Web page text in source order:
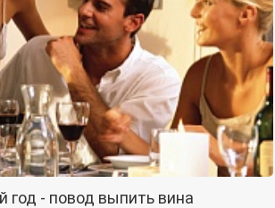
год - повод выпить вина